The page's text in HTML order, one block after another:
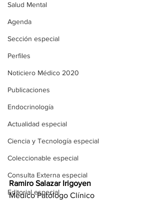
Salud Mental
Agenda
Sección especial
Perfiles
Noticiero Médico 2020
Publicaciones
Endocrinología
Actualidad especial
Ciencia y Tecnología especial
Coleccionable especial
Consulta Externa especial
Editorial especial
Ramiro Salazar Irigoyen
Médico Patólogo Clínico